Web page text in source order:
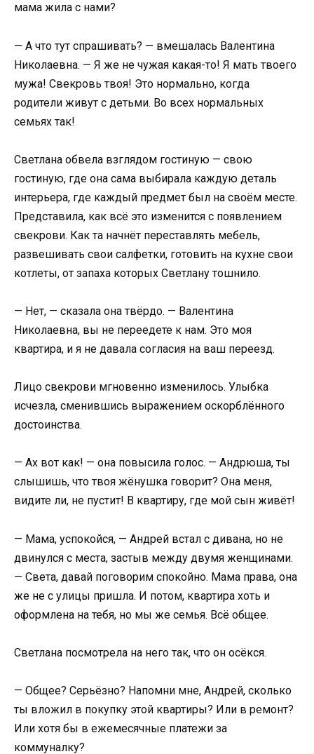
мама жила с нами?
— А что тут спрашивать? — вмешалась Валентина
Николаевна. — Я же не чужая какая-то! Я мать твоего
мужа! Свекровь твоя! Это нормально, когда
родители живут с детьми. Во всех нормальных
семьях так!
Светлана обвела взглядом гостиную — свою
гостиную, где она сама выбирала каждую деталь
интерьера, где каждый предмет был на своём месте.
Представила, как всё это изменится с появлением
свекрови. Как та начнёт переставлять мебель,
развешивать свои салфетки, готовить на кухне свои
котлеты, от запаха которых Светлану тошнило.
— Нет, — сказала она твёрдо. — Валентина
Николаевна, вы не переедете к нам. Это моя
квартира, и я не давала согласия на ваш переезд.
Лицо свекрови мгновенно изменилось. Улыбка
исчезла, сменившись выражением оскорблённого
достоинства.
— Ах вот как! — она повысила голос. — Андрюша, ты
слышишь, что твоя жёнушка говорит? Она меня,
видите ли, не пустит! В квартиру, где мой сын живёт!
— Мама, успокойся, — Андрей встал с дивана, но не
двинулся с места, застыв между двумя женщинами.
— Света, давай поговорим спокойно. Мама права, она
же не с улицы пришла. И потом, квартира хоть и
оформлена на тебя, но мы же семья. Всё общее.
Светлана посмотрела на него так, что он осёкся.
— Общее? Серьёзно? Напомни мне, Андрей, сколько
ты вложил в покупку этой квартиры? Или в ремонт?
Или хотя бы в ежемесячные платежи за
коммуналку?